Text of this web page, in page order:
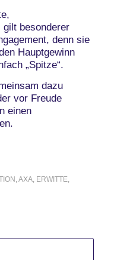
besonderer
denn sie
Hauptgewinn
„Spitze“.
dazu
vor Freude
einen
AXA, ERWITTE